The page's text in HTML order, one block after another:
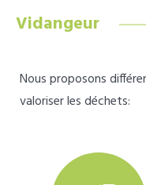
Vidangeur
Nous proposons
valoriser les déchets: